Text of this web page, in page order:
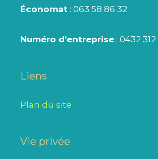
Économat : 063 58 86 32
Numéro d’entreprise : 0432
Liens
Plan du site
Vie privée